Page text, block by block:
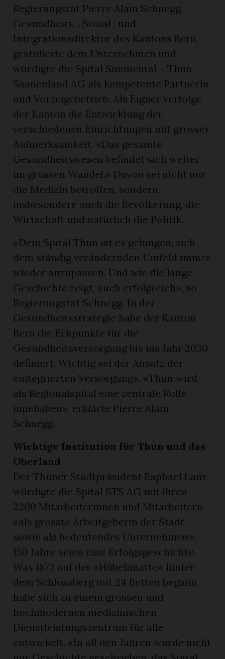
Regierungsrat Pierre Alain Schnegg,
Gesundheits-, Sozial- und
Integrationsdirektor des Kantons Bern,
gratulierte dem Unternehmen und
würdigte die Spital Simmental – Thun –
Saanenland AG als kompetente Partnerin
und Vorzeigebetrieb. Als Eigner verfolge
der Kanton die Entwicklung der
verschiedenen Einrichtungen mit grosser
Aufmerksamkeit. «Das gesamte
Gesundheitswesen befindet sich weiter
im grossen Wandel.» Davon sei nicht nur
die Medizin betroffen, sondern
insbesondere auch die Bevölkerung, die
Wirtschaft und natürlich die Politik.
«Dem Spital Thun ist es gelungen, sich
dem ständig verändernden Umfeld immer
wieder anzupassen. Und wie die lange
Geschichte zeigt, auch erfolgreich», so
Regierungsrat Schnegg. In der
Gesundheitsstrategie habe der Kanton
Bern die Eckpunkte für die
Gesundheitsversorgung bis ins Jahr 2030
definiert. Wichtig sei der Ansatz der
«integrierten Versorgung». «Thun wird
als Regionalspital eine zentrale Rolle
innehaben», erklärte Pierre Alain
Schnegg.
Wichtige Institution für Thun und das
Oberland
Der Thuner Stadtpräsident Raphael Lanz
würdigte die Spital STS AG mit ihren
2200 Mitarbeiterinnen und Mitarbeitern
«als grösste Arbeitgeberin der Stadt
sowie als bedeutendes Unternehmen».
150 Jahre seien eine Erfolgsgeschichte.
Was 1873 auf der «Hübelimatte» hinter
dem Schlossberg mit 24 Betten begann,
habe sich zu einem grossen und
hochmodernen medizinischen
Dienstleistungszentrum für alle
entwickelt. «In all den Jahren wurde nicht